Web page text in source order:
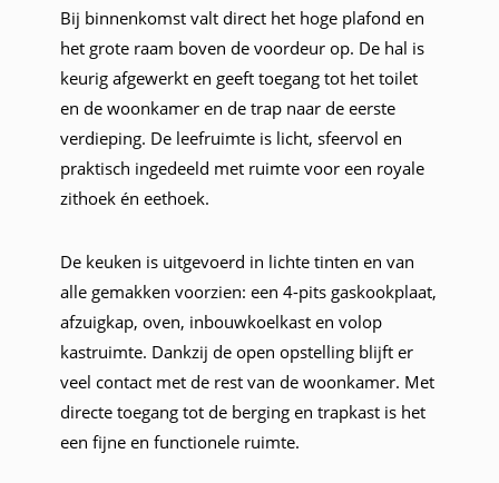
Bij binnenkomst valt direct het hoge plafond en
het grote raam boven de voordeur op. De hal is
keurig afgewerkt en geeft toegang tot het toilet
en de woonkamer en de trap naar de eerste
verdieping. De leefruimte is licht, sfeervol en
praktisch ingedeeld met ruimte voor een royale
zithoek én eethoek.
De keuken is uitgevoerd in lichte tinten en van
alle gemakken voorzien: een 4-pits gaskookplaat,
afzuigkap, oven, inbouwkoelkast en volop
kastruimte. Dankzij de open opstelling blijft er
veel contact met de rest van de woonkamer. Met
directe toegang tot de berging en trapkast is het
een fijne en functionele ruimte.